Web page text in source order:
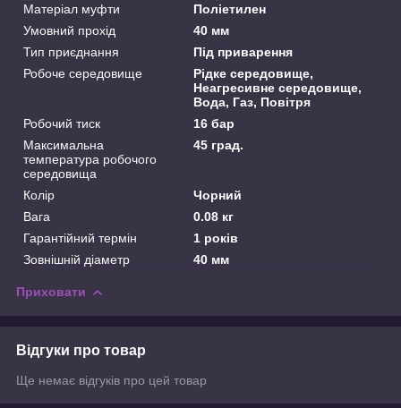
Матеріал муфти
Поліетилен
Умовний прохід
40 мм
Тип приєднання
Під приварення
Робоче середовище
Рідке середовище,
Неагресивне середовище,
Вода, Газ, Повітря
Робочий тиск
16 бар
Максимальна
температура робочого
середовища
45 град.
Колір
Чорний
Вага
0.08 кг
Гарантійний термін
1 років
Зовнішній діаметр
40 мм
Приховати
Відгуки про товар
Ще немає відгуків про цей товар